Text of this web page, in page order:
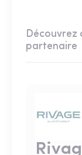
Découvrez
partenaire